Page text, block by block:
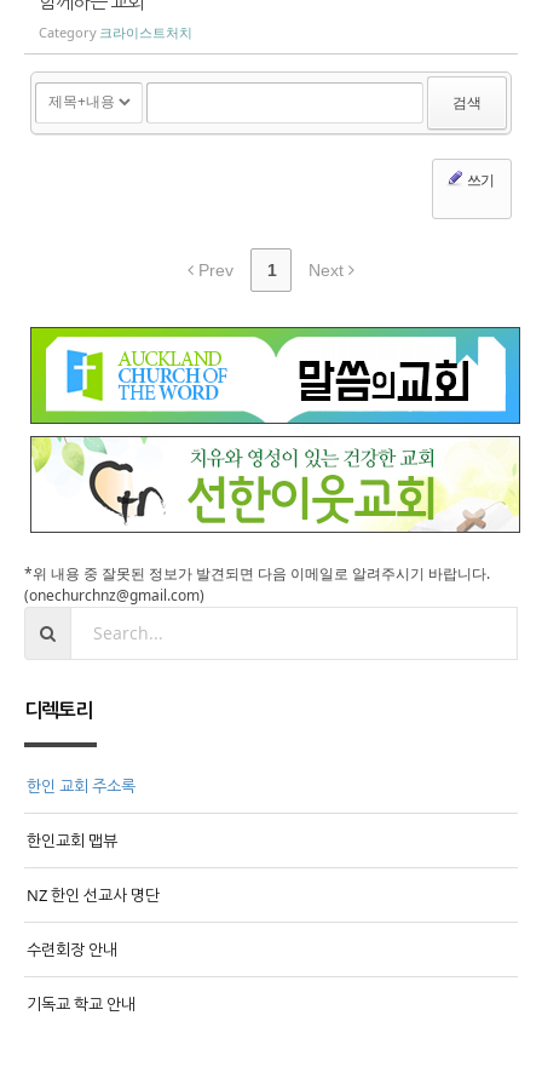
Category 크라이스트처치
검색
쓰기
Prev 1 Next
*위 내용 중 잘못된 정보가 발견되면 다음 이메일로 알려주시기 바랍니다.
(onechurchnz@gmail.com)
디렉토리
한인 교회 주소록
한인교회 맵뷰
NZ 한인 선교사 명단
수련회장 안내
기독교 학교 안내